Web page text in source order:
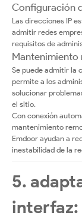
Configuración
Las direcciones IP
admitir redes
requisitos de
Mantenimiento
Se puede admitir la
permite a los
solucionar
el sitio.
Con conexión
mantenimiento
Emdoor ayudan a
inestabilidad de la
5.